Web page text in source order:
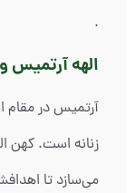
.
الهه
آرتمیس در مقام
زنانه است. کهن
می‌سازد تا